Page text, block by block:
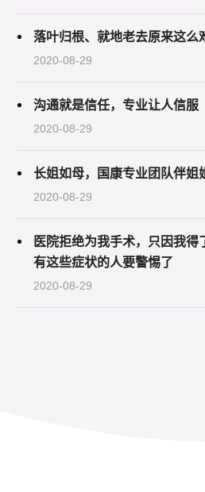
落叶归根、就地老去原来这么
2020-08-29
沟通就是信任，专业让人信服
2020-08-29
长姐如母，国康专业团队伴姐
2020-08-29
医院拒绝为我手术，只因我得
有这些症状的人要警惕了
2020-08-29